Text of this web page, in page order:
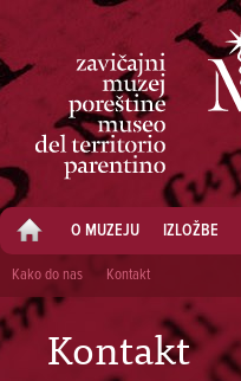
O MUZEJU IZLOŽBE
Kako do nas Kontakt
Kontakt